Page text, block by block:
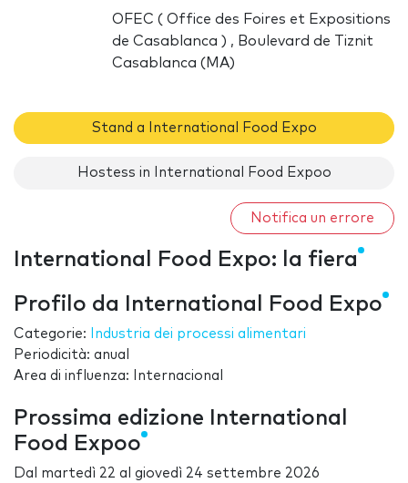
OFEC ( Office des Foires et Expositions
de Casablanca ) , Boulevard de Tiznit
Casablanca (MA)
Stand a International Food Expo
Hostess in International Food Expoo
Notifica un errore
International Food Expo: la fiera
Profilo da International Food Expo
Categorie:
Industria dei processi alimentari
Periodicità: anual
Area di influenza: Internacional
Prossima edizione International
Food Expoo
Dal martedì 22 al giovedì 24 settembre 2026